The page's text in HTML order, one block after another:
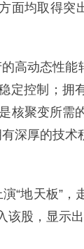
面均取得
⾼动态性
定控制；拥
核聚变所
深厚的技
“地天板”
股，显示